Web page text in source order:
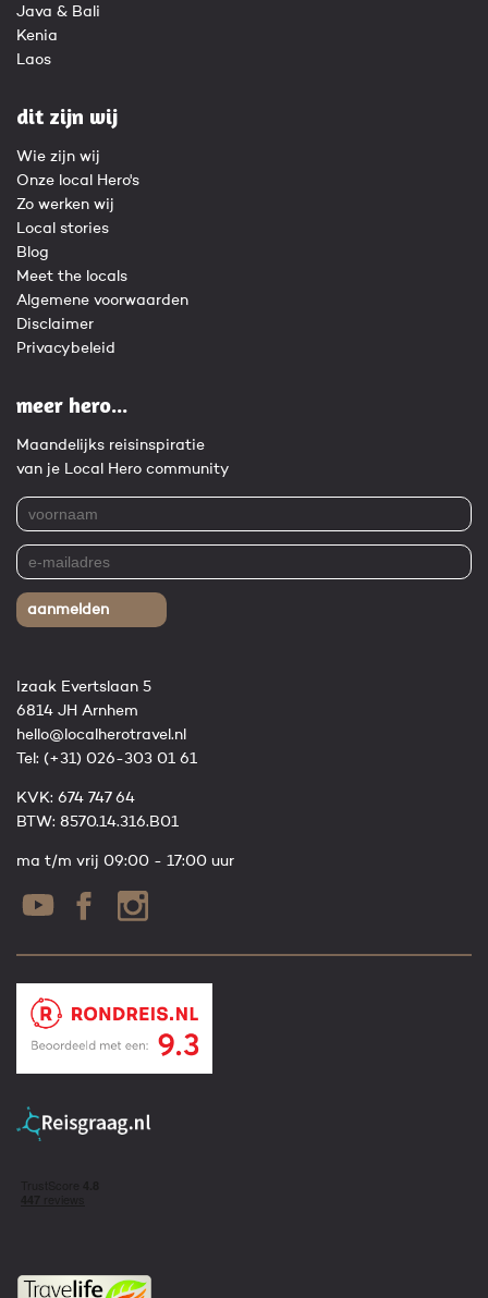
Java & Bali
Kenia
Laos
dit zijn wij
Wie zijn wij
Onze local Hero's
Zo werken wij
Local stories
Blog
Meet the locals
Algemene voorwaarden
Disclaimer
Privacybeleid
meer hero...
Maandelijks reisinspiratie
van je Local Hero community
aanmelden
Izaak Evertslaan 5
6814 JH Arnhem
hello@localherotravel.nl
Tel: (+31) 026-303 01 61
KVK: 674 747 64
BTW: 8570.14.316.B01
ma t/m vrij 09:00 - 17:00 uur